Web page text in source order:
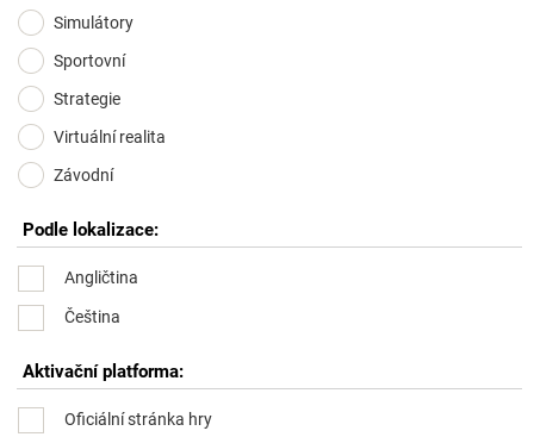
Simulátory
Sportovní
Strategie
Virtuální realita
Závodní
Podle lokalizace:
Angličtina
Čeština
Aktivační platforma:
Oficiální stránka hry